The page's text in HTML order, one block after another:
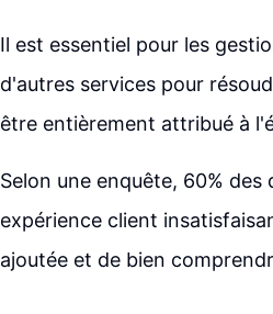
Il est essentiel pour les
d'autres services pour
être entièrement attribué à
Selon une enquête, 60%
expérience client
ajoutée et de bien